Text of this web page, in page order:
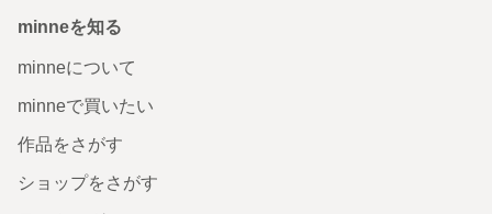
minneを知る
minneについて
minneで買いたい
作品をさがす
ショップをさがす